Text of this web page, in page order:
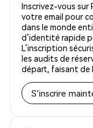
Inscrivez-vous sur
votre email pour
dans le monde
d’identité rapide
L’inscription
les audits de
départ, faisant de
S'inscrire